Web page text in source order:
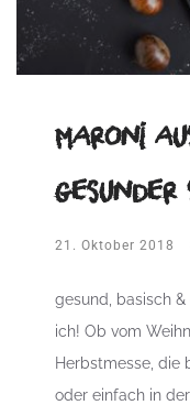
Maroni
gesunder
21. Oktober 2018
gesund, basisch
ich! Ob vom
Herbstmesse, die
oder einfach in